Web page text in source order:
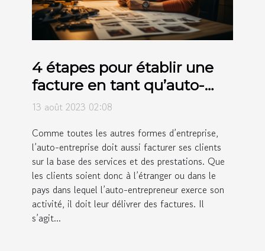
4 étapes pour établir une
facture en tant qu’auto-
entrepreneur
13 août 2023 02:08
Comme toutes les autres formes d’entreprise,
l’auto-entreprise doit aussi facturer ses clients
sur la base des services et des prestations. Que
les clients soient donc à l’étranger ou dans le
pays dans lequel l’auto-entrepreneur exerce son
activité, il doit leur délivrer des factures. Il
s’agit...